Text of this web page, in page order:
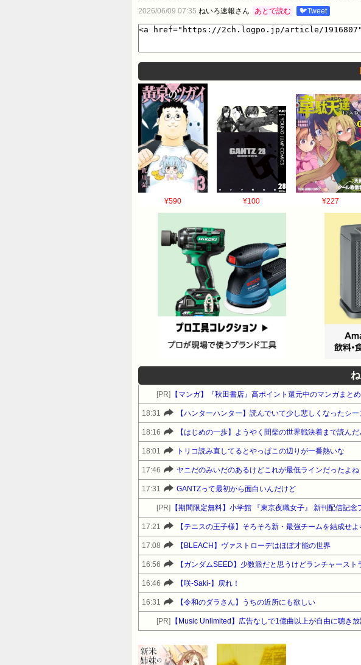
2026/06/09 07:35 ねいろ速報さん あとで読む 🐦Tweet
¥590 ¥100 ¥227
[PR] 【マンガ】『秋田書店』高ポイント還元中のマンガまとめ
18:31 【ハンターハンター】読んでいて少し悲しくなったシー
18:16 【はじめの一歩】ようやく間柴の世界戦決着まで読ん
18:01 トリコ読み直してるとやっぱこの辺りが一番熱いな
17:46 ヤニだのみいだのあるけどこれが最低ラインだったよね
17:31 GANTZって最初から面白いんだけど
[PR] 【期間限定無料】小学館 『東京夜職女子』 新刊配信記念
17:21 【テニスの王子様】そろそろ新・最強チームを結成せ
17:08 【BLEACH】ヴァストローデはほぼ才能の世界
16:56 【ガンダムSEED】少数派だと思うけどランチャースト
16:46 【咲-Saki-】戻れ！
16:31 【令和のダラさん】うちの近所にも欲しい
[PR] 【Music Unlimited】広告なしで1億曲以上が自由に聴き放